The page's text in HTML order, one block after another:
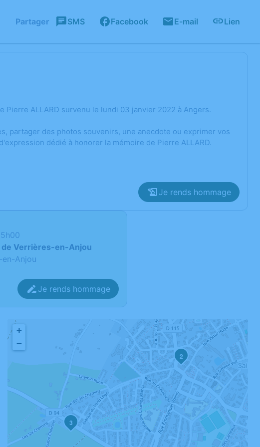
Partager SMS Facebook E-mail Lien
Pierre ALLARD survenu le lundi 03 janvier 2022 à Angers.
partager des photos souvenirs, une anecdote ou exprimer vos
dédié à honorer la mémoire de Pierre ALLARD.
Je rends hommage
de Verrières-en-Anjou
Anjou
Je rends hommage
2
3
+
−